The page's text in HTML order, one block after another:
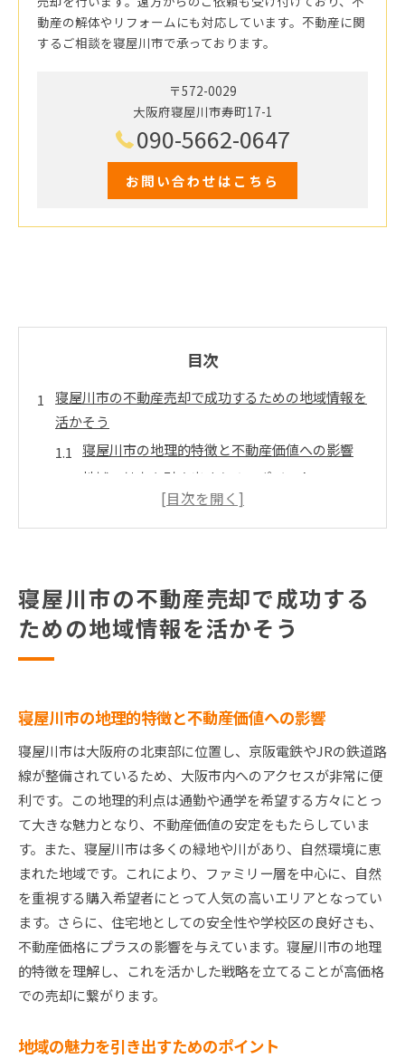
動産の解体やリフォームにも対応しています。不動産に関
するご相談を寝屋川市で承っております。
〒572-0029
大阪府寝屋川市寿町17-1
090-5662-0647
お問い合わせはこちら
目次
寝屋川市の不動産売却で成功するための地域情報を
活かそう
寝屋川市の地理的特徴と不動産価値への影響
地域の魅力を引き出すためのポイント
寝屋川市での住環境と市場のニーズ
歴史と文化が不動産価値に与える影響
地域コミュニティの活用法
大阪府寝屋川市の不動産市場トレンドと売却の秘訣
最新の市場データとその分析
売却タイミングの賢い選び方
価格設定の戦略とその重要性
市場競争力を高めるためのヒント
地域特性を理解して寝屋川市の不動産を高く売る方
地域特性を活かしたマーケティング戦略
競合物件との差別化ポイント
買い手に響く地域特性のプレゼン方法
地域の将来性を売却に生かす
購入者のライフスタイルに合わせたアプローチ
売却を成功させるコミュニケーション術
適切な査定が鍵寝屋川市での不動産売却ステップ
寝屋川市の不動産売却で成功する
ための地域情報を活かそう
寝屋川市の地理的特徴と不動産価値への影響
寝屋川市は大阪府の北東部に位置し、京阪電鉄やJRの鉄道路
線が整備されているため、大阪市内へのアクセスが非常に便
利です。この地理的利点は通勤や通学を希望する方々にとっ
て大きな魅力となり、不動産価値の安定をもたらしていま
す。また、寝屋川市は多くの緑地や川があり、自然環境に恵
まれた地域です。これにより、ファミリー層を中心に、自然
を重視する購入希望者にとって人気の高いエリアとなってい
ます。さらに、住宅地としての安全性や学校区の良好さも、
不動産価格にプラスの影響を与えています。寝屋川市の地理
的特徴を理解し、これを活かした戦略を立てることが高価格
での売却に繋がります。
地域の魅力を引き出すためのポイント